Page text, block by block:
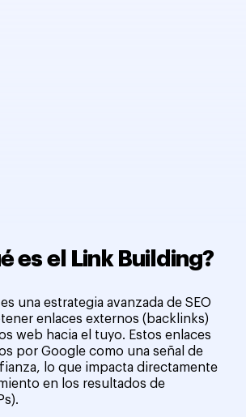
es el Link Building?
una estrategia avanzada de SEO
enlaces externos (backlinks)
web hacia el tuyo. Estos enlaces
por Google como una señal de
lo que impacta directamente
en los resultados de